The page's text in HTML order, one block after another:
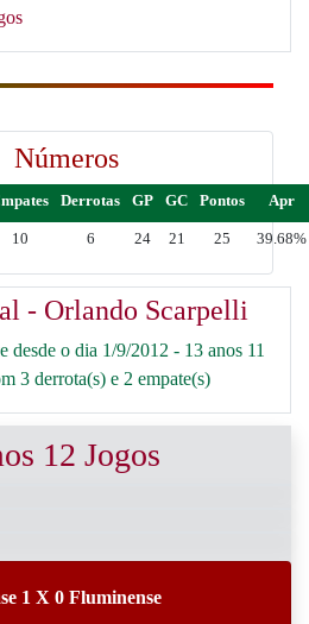
Números
Derrotas GP GC Pontos Apr
10 6 24 21 25 39.68%
- Orlando Scarpelli
desde o dia 1/9/2012 - 13 anos 11
3 derrota(s) e 2 empate(s)
12 Jogos
1 X 0 Fluminense